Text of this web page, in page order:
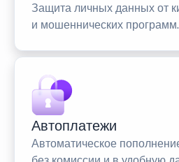
Защита личных данных от
и мошеннических программ.
Автоплатежи
Автоматическое